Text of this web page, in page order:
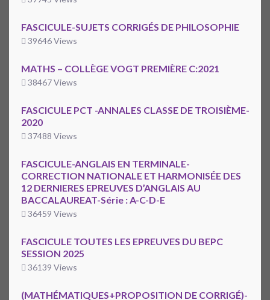
FASCICULE-SUJETS CORRIGÉS DE PHILOSOPHIE
39646 Views
MATHS – COLLÈGE VOGT PREMIÈRE C:2021
38467 Views
FASCICULE PCT -ANNALES CLASSE DE TROISIÈME-
2020
37488 Views
FASCICULE-ANGLAIS EN TERMINALE-
CORRECTION NATIONALE ET HARMONISÉE DES
12 DERNIERES EPREUVES D’ANGLAIS AU
BACCALAUREAT-Série : A-C-D-E
36459 Views
FASCICULE TOUTES LES EPREUVES DU BEPC
SESSION 2025
36139 Views
(MATHÉMATIQUES+PROPOSITION DE CORRIGÉ)-